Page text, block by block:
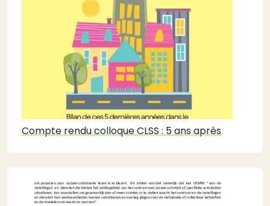
Compte rendu colloque CLSS : 5 ans après